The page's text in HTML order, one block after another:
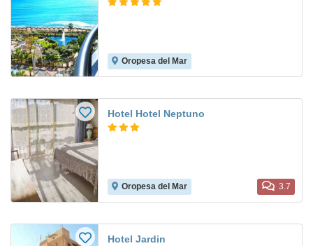
Oropesa del Mar
Hotel Hotel Neptuno
Oropesa del Mar 3.7
Hotel Jardin